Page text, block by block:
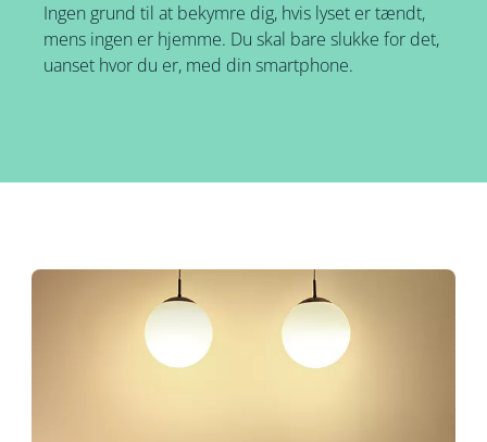
Ingen grund til at bekymre dig, hvis lyset er tændt,
mens ingen er hjemme. Du skal bare slukke for det,
uanset hvor du er, med din smartphone.